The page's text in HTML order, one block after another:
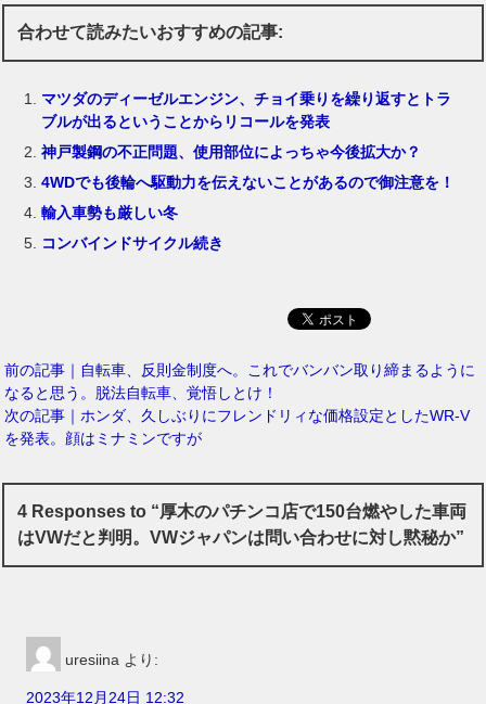
合わせて読みたいおすすめの記事:
マツダのディーゼルエンジン、チョイ乗りを繰り返すとトラ
ブルが出るということからリコールを発表
神戸製鋼の不正問題、使用部位によっちゃ今後拡大か？
4WDでも後輪へ駆動力を伝えないことがあるので御注意を！
輸入車勢も厳しい冬
コンバインドサイクル続き
前の記事｜自転車、反則金制度へ。これでバンバン取り締まるように
なると思う。脱法自転車、覚悟しとけ！
次の記事｜ホンダ、久しぶりにフレンドリィな価格設定としたWR-V
を発表。顔はミナミンですが
4 Responses to “厚木のパチンコ店で150台燃やした車両
はVWだと判明。VWジャパンは問い合わせに対し黙秘か”
uresiina より:
2023年12月24日 12:32